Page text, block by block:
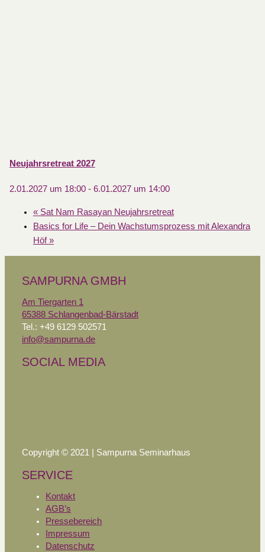
Neujahrsretreat 2027
2.01.2027 um 18:00- 6.01.2027 um 14:00
«Sat Nam Rasayan Neujahrsretreat
Basics for Life – Dein Wachstumsprozess mit Alexandra
Höf»
SAMPURNA GMBH
Am Tiergarten 1
65388 Schlangenbad-Bärstadt
Tel.: +49 6129 502571
info@sampurna.de
SOCIAL MEDIA
Copyright © 2021 | Sampurna Seminarhaus
SERVICE
Kontakt
AGB’s
Pressebereich
Impressum
Datenschutz